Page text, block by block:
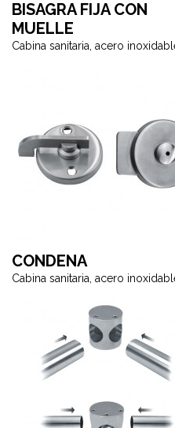
BISAGRA FIJA CON
MUELLE
Cabina sanitaria, acero
CONDENA
Cabina sanitaria, acero